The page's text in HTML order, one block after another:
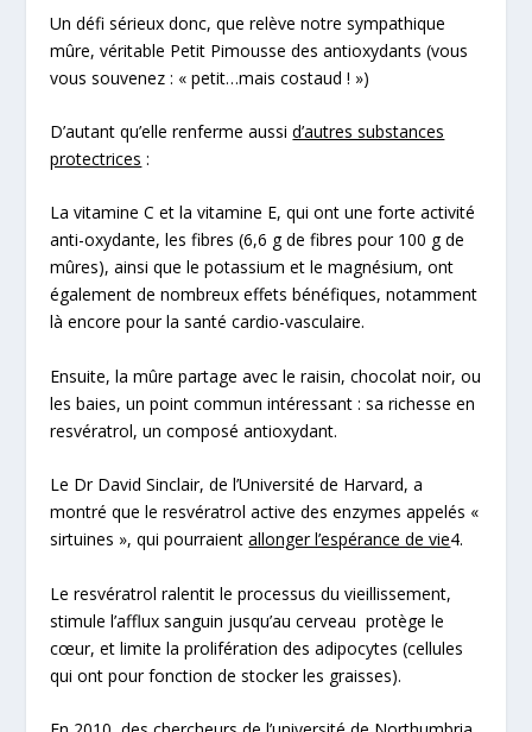
Un défi sérieux donc, que relève notre sympathique
mûre, véritable Petit Pimousse des antioxydants (vous
vous souvenez : «petit…mais costaud ! »)
D’autant qu’elle renferme aussid’autres substances
protectrices :
La vitamine C et la vitamine E, qui ont une forte activité
anti-oxydante, les fibres (6,6 g de fibres pour 100 g de
mûres), ainsi que le potassium et le magnésium, ont
également de nombreux effets bénéfiques, notamment
là encore pour la santé cardio-vasculaire.
Ensuite, la mûre partage avec le raisin, chocolat noir, ou
les baies, un point commun intéressant : sa richesse en
resvératrol, un composé antioxydant.
Le Dr David Sinclair, de l’Université de Harvard, a
montré que le resvératrol active des enzymes appelés «
sirtuines », qui pourraientallonger l’espérance de vie4.
Le resvératrol ralentit le processus du vieillissement,
stimule l’afflux sanguin jusqu’au cerveau protège le
cœur, et limite la prolifération des adipocytes (cellules
qui ont pour fonction de stocker les graisses).